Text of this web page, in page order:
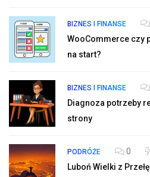
BIZNES I FINANSE
WooCommerce czy
na start?
BIZNES I FINANSE
Diagnoza potrzeby
strony
PODRÓŻE 0
Luboń Wielki z